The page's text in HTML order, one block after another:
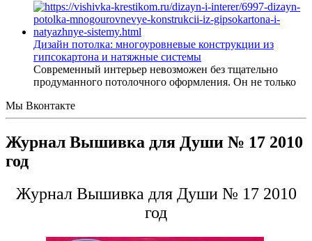
Дизайн потолка: многоуровневые конструкции из
гипсокартона и натяжные системы
Современный интерьер невозможен без тщательно
продуманного потолочного оформления. Он не только
Мы Вконтакте
Журнал Вышивка для Души № 17 2010
год
Журнал Вышивка для Души № 17 2010
год